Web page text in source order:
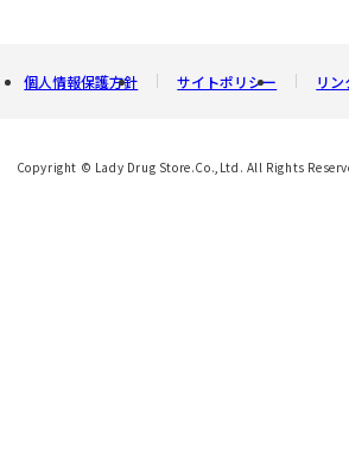
個人情報保護方針 サイトポリシー リン
Copyright © Lady Drug Store.Co.,Ltd. All Rights